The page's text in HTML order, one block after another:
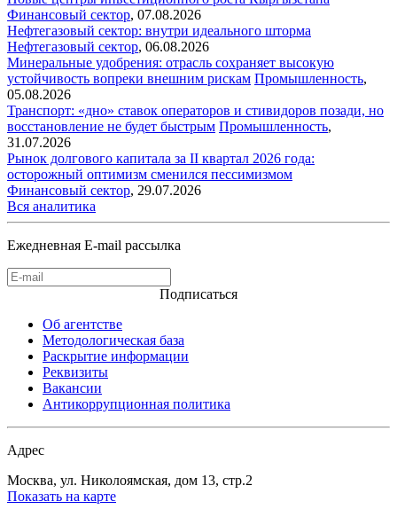
Финансовый сектор, 07.08.2026
Нефтегазовый сектор: внутри идеального шторма
Нефтегазовый сектор, 06.08.2026
Минеральные удобрения: отрасль сохраняет высокую
устойчивость вопреки внешним рискам Промышленность,
05.08.2026
Транспорт: «дно» ставок операторов и стивидоров позади, но
восстановление не будет быстрым Промышленность,
31.07.2026
Рынок долгового капитала за II квартал 2026 года:
осторожный оптимизм сменился пессимизмом
Финансовый сектор, 29.07.2026
Вся аналитика
Ежедневная E-mail рассылка
Подписаться
Об агентстве
Методологическая база
Раскрытие информации
Реквизиты
Вакансии
Антикоррупционная политика
Адрес
Москва, ул. Николоямская, дом 13, стр.2
Показать на карте